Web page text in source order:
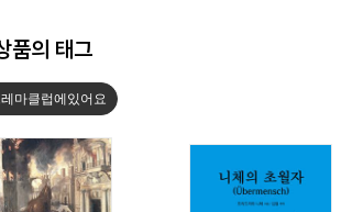
품의 태그
마클럽에있어요